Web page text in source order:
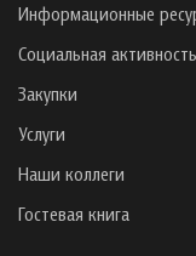
Информационные
Социальная активность
Закупки
Услуги
Наши коллеги
Гостевая книга